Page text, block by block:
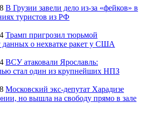
В Грузии завели дело из-за «фейков» в
туристов из РФ
Трамп пригрозил тюрьмой
данных о нехватке ракет у США
ВСУ атаковали Ярославль:
стал один из крупнейших НПЗ
Московский экс-депутат Харадизе
но вышла на свободу прямо в зале